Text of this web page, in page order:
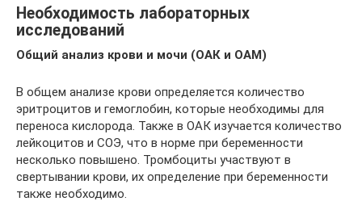
Необходимость лабораторных
исследований
Общий анализ крови и мочи (ОАК и ОАМ)
В общем анализе крови определяется количество
эритроцитов и гемоглобин, которые необходимы для
переноса кислорода. Также в ОАК изучается количество
лейкоцитов и СОЭ, что в норме при беременности
несколько повышено. Тромбоциты участвуют в
свертывании крови, их определение при беременности
также необходимо.